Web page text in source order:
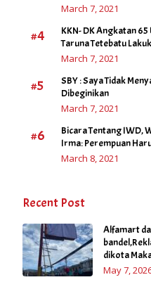
March 7, 2021
#4
KKN- DK Angkatan
Taruna Tetebatu
March 7, 2021
#5
SBY : Saya Tidak
Dibeginikan
March 7, 2021
#6
Bicara Tentang IWD,
Irma: Perempuan
March 8, 2021
Recent Post
Alfamart
dikota
May 7,